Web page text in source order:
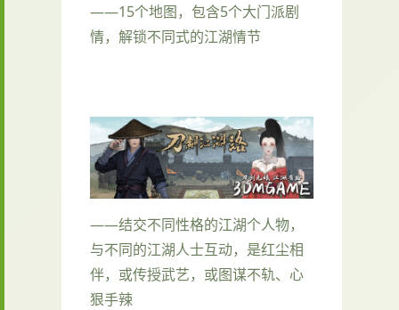
——15个地图，包含5个大门派剧
情，解锁不同式的江湖情节
——结交不同性格的江湖个人物，
与不同的江湖人士互动，是红尘相
伴，或传授武艺，或图谋不轨、心
狠手辣